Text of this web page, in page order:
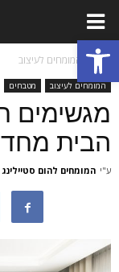
פתח סרגל נגישות
בית המומחים לעיצוב
המומחים לעיצוב מטבחים
מגשימים
הבית
ע"י המומחים להום סטיילינג